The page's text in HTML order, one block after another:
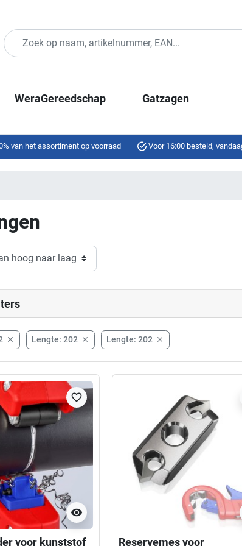
WeraGereedschap Gatzagen
van het assortiment op voorraad Voor 16:00 besteld,
 Lengte: 202  Lengte: 202 
visibility
favorite_border
voor kunststof
Reservemes voor